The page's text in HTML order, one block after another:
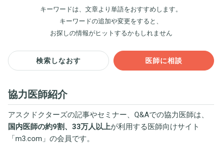
キーワードは、文章より単語をおすすめします。
キーワードの追加や変更をすると、
お探しの情報がヒットするかもしれません
検索しなおす 医師に相談
協力医師紹介
アスクドクターズの記事やセミナー、Q&Aでの協力医師は、
国内医師の約9割、33万人以上が利用する医師向けサイト
「m3.com 」の会員です。